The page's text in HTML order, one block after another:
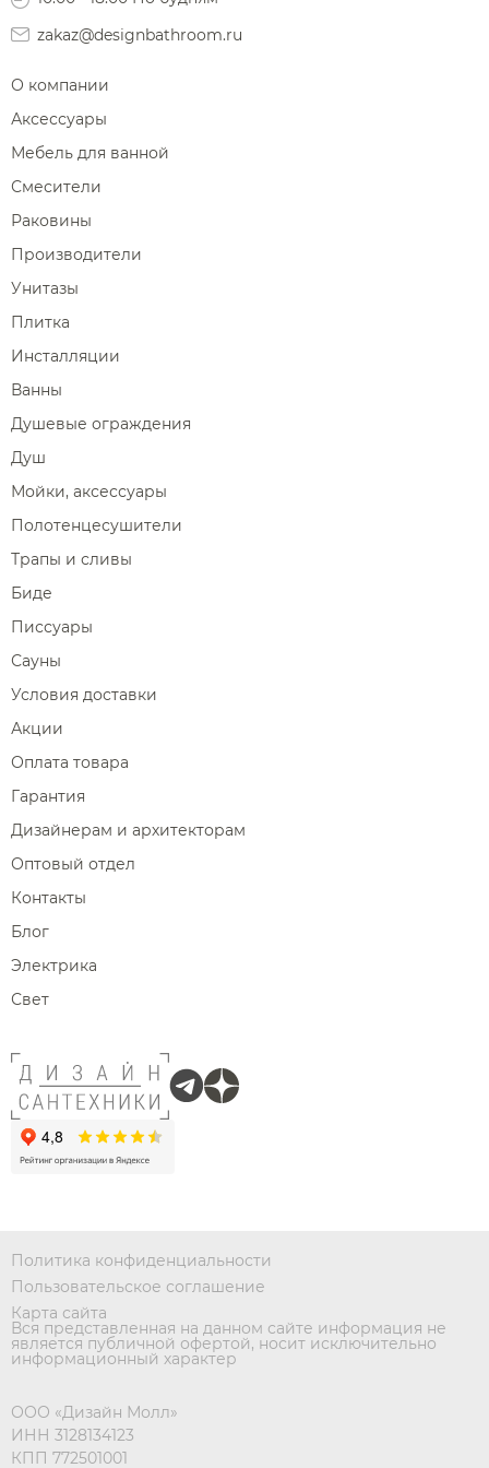
zakaz@designbathroom.ru
О компании
Аксессуары
Мебель для ванной
Смесители
Раковины
Производители
Унитазы
Плитка
Инсталляции
Ванны
Душевые ограждения
Душ
Мойки, аксессуары
Полотенцесушители
Трапы и сливы
Биде
Писсуары
Сауны
Условия доставки
Акции
Оплата товара
Гарантия
Дизайнерам и архитекторам
Оптовый отдел
Контакты
Блог
Электрика
Свет
Политика конфиденциальности
Пользовательское соглашение
Карта сайта
Вся представленная на данном сайте информация не
является публичной офертой, носит исключительно
информационный характер
ООО «Дизайн Молл»
ИНН 3128134123
КПП 772501001